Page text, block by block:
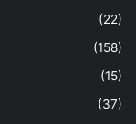
(22)
(158)
(15)
(37)